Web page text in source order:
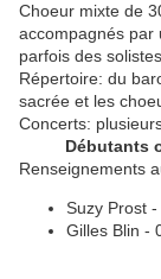
Choeur mixte de
accompagnés par
parfois des solistes.
Répertoire: du
sacrée et les
Concerts:
Débutants
Renseignements
Suzy Prost
Gilles Blin -